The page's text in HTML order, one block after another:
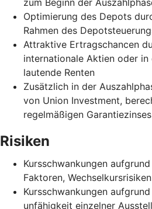
Optimierung des Depots
Rahmen des
Attraktive Ertragschancen
internationale Aktien oder
lautende Renten
Zusätzlich in der
von Union Investment,
regelmäßigen
Risiken
Kursschwankungen
Faktoren,
Kursschwankungen
unfähigkeit einzelner